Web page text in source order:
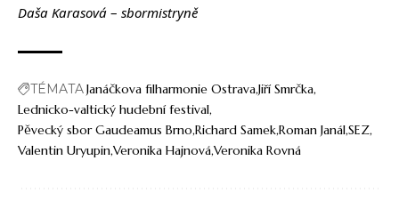
Daša Karasová – sbormistryně
TÉMATAJanáčkova filharmonie OstravaJiří Smrčka
Lednicko-valtický hudební festival
Pěvecký sbor Gaudeamus Brno Richard SamekRoman JanálSEZ
Valentin UryupinVeronika HajnováVeronika Rovná